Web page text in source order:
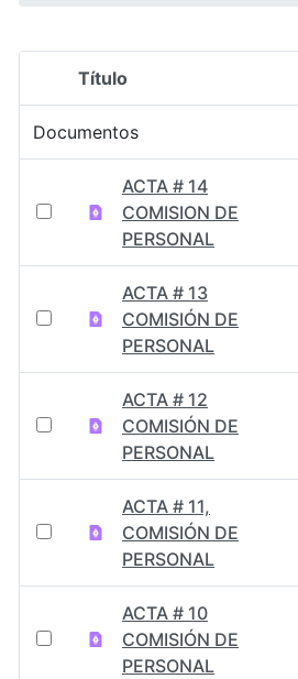
Selección del elemento
Título
Documentos
ACTA # 14
COMISION DE
PERSONAL
ACTA # 13
COMISIÓN DE
PERSONAL
ACTA # 12
COMISIÓN DE
PERSONAL
ACTA # 11,
COMISIÓN DE
PERSONAL
ACTA # 10
COMISIÓN DE
PERSONAL